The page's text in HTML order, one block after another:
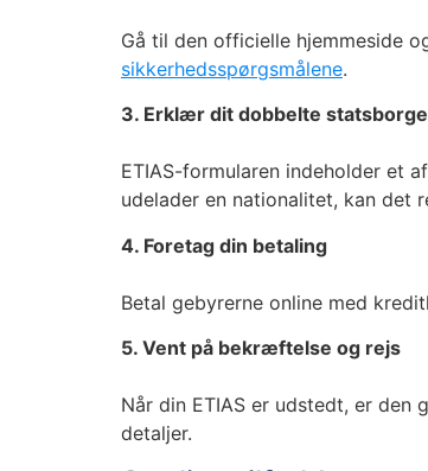
Gå til den officielle hjemmeside
sikkerhedsspørgsmålene.
3. Erklær dit dobbelte
ETIAS-formularen indeholder et
udelader en nationalitet, kan det
4. Foretag din betaling
Betal gebyrerne online med
5. Vent på bekræftelse og rejs
Når din ETIAS er udstedt, er
detaljer.